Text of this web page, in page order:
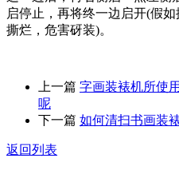
启停止，再将终一边启开(假
撕烂，危害砑装)。
上一篇 字画装裱机所使
呢
下一篇 如何清扫书画装
返回列表